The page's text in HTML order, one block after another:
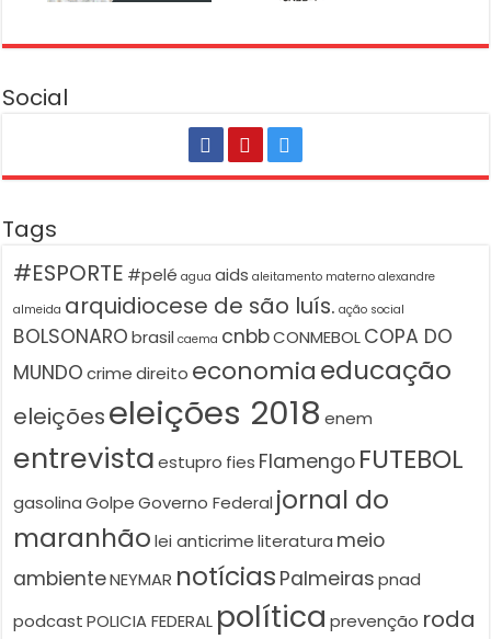
Social
Tags
#ESPORTE #pelé agua aids aleitamento materno alexandre
almeida arquidiocese de são luís. ação social
BOLSONARO brasil caema cnbbCONMEBOLCOPA DO
MUNDO crime direito economiaeducação
eleiçõeseleições 2018 enem
entrevista estupro fies Flamengo FUTEBOL
gasolina Golpe Governo Federal jornal do
maranhão lei anticrime literatura meio
ambienteNEYMAR notícias Palmeiras pnad
podcast POLICIA FEDERAL política prevenção roda